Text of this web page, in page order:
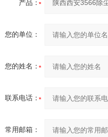
产品：
您的单位：
您的姓名：
联系电话：
常用邮箱：